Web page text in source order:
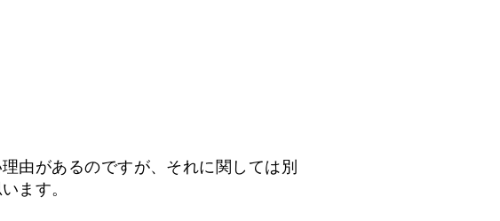
由があるのですが、それに関しては別
ます。